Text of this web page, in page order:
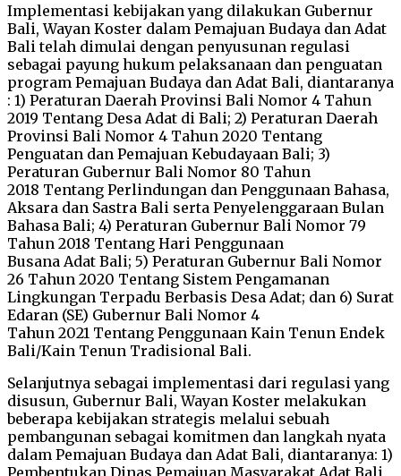
Implementasi kebijakan yang dilakukan Gubernur
Bali, Wayan Koster dalam Pemajuan Budaya dan Adat
Bali telah dimulai dengan penyusunan regulasi
sebagai payung hukum pelaksanaan dan penguatan
program Pemajuan Budaya dan Adat Bali, diantaranya
: 1) Peraturan Daerah Provinsi Bali Nomor 4 Tahun
2019 Tentang Desa Adat di Bali; 2) Peraturan Daerah
Provinsi Bali Nomor 4 Tahun 2020 Tentang
Penguatan dan Pemajuan Kebudayaan Bali; 3)
Peraturan Gubernur Bali Nomor 80 Tahun
2018 Tentang Perlindungan dan Penggunaan Bahasa,
Aksara dan Sastra Bali serta Penyelenggaraan Bulan
Bahasa Bali; 4) Peraturan Gubernur Bali Nomor 79
Tahun 2018 Tentang Hari Penggunaan
Busana Adat Bali; 5) Peraturan Gubernur Bali Nomor
26 Tahun 2020 Tentang Sistem Pengamanan
Lingkungan Terpadu Berbasis Desa Adat; dan 6) Surat
Edaran (SE) Gubernur Bali Nomor 4
Tahun 2021 Tentang Penggunaan Kain Tenun Endek
Bali/Kain Tenun Tradisional Bali.
Selanjutnya sebagai implementasi dari regulasi yang
disusun, Gubernur Bali, Wayan Koster melakukan
beberapa kebijakan strategis melalui sebuah
pembangunan sebagai komitmen dan langkah nyata
dalam Pemajuan Budaya dan Adat Bali, diantaranya: 1)
Pembentukan Dinas Pemajuan Masyarakat Adat Bali